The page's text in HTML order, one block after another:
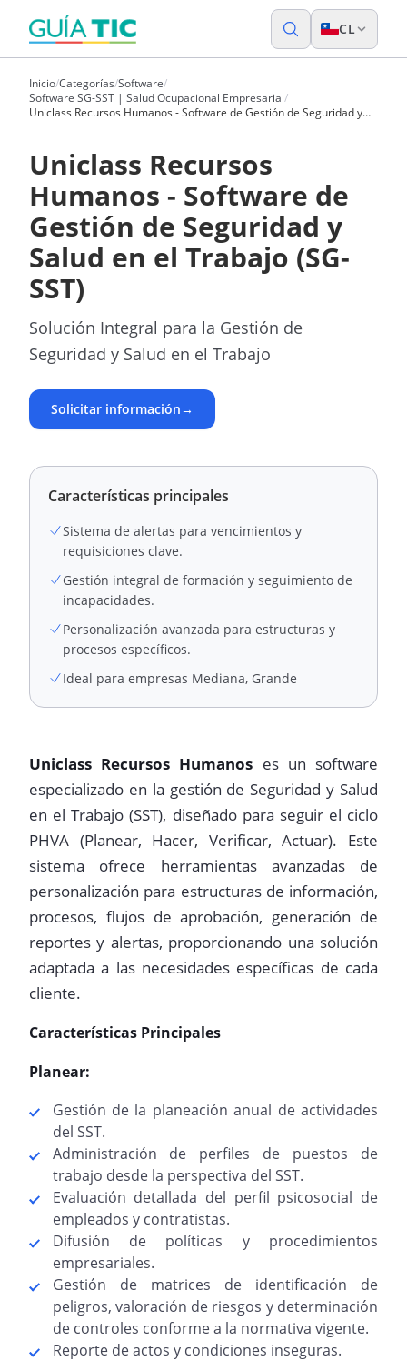
CL
Inicio/Categorías/Software/
Software SG-SST | Salud Ocupacional Empresarial/
Uniclass Recursos Humanos - Software de Gestión de Seguridad y
Uniclass Recursos
Humanos - Software de
Gestión de Seguridad y
Salud en el Trabajo (SG-
SST)
Solución Integral para la Gestión de
Seguridad y Salud en el Trabajo
Solicitar información→
Características principales
Sistema de alertas para vencimientos y
requisiciones clave.
Gestión integral de formación y seguimiento de
incapacidades.
Personalización avanzada para estructuras y
procesos específicos.
Ideal para empresas Mediana, Grande
Uniclass Recursos Humanos es un software
especializado en la gestión de Seguridad y Salud
en el Trabajo (SST), diseñado para seguir el ciclo
PHVA (Planear, Hacer, Verificar, Actuar). Este
sistema ofrece herramientas avanzadas de
personalización para estructuras de información,
procesos, flujos de aprobación, generación de
reportes y alertas, proporcionando una solución
adaptada a las necesidades específicas de cada
cliente.
Características Principales
Planear:
Gestión de la planeación anual de actividades
del SST.
Administración de perfiles de puestos de
trabajo desde la perspectiva del SST.
Evaluación detallada del perfil psicosocial de
empleados y contratistas.
Difusión de políticas y procedimientos
empresariales.
Gestión de matrices de identificación de
peligros, valoración de riesgos y determinación
de controles conforme a la normativa vigente.
Reporte de actos y condiciones inseguras.